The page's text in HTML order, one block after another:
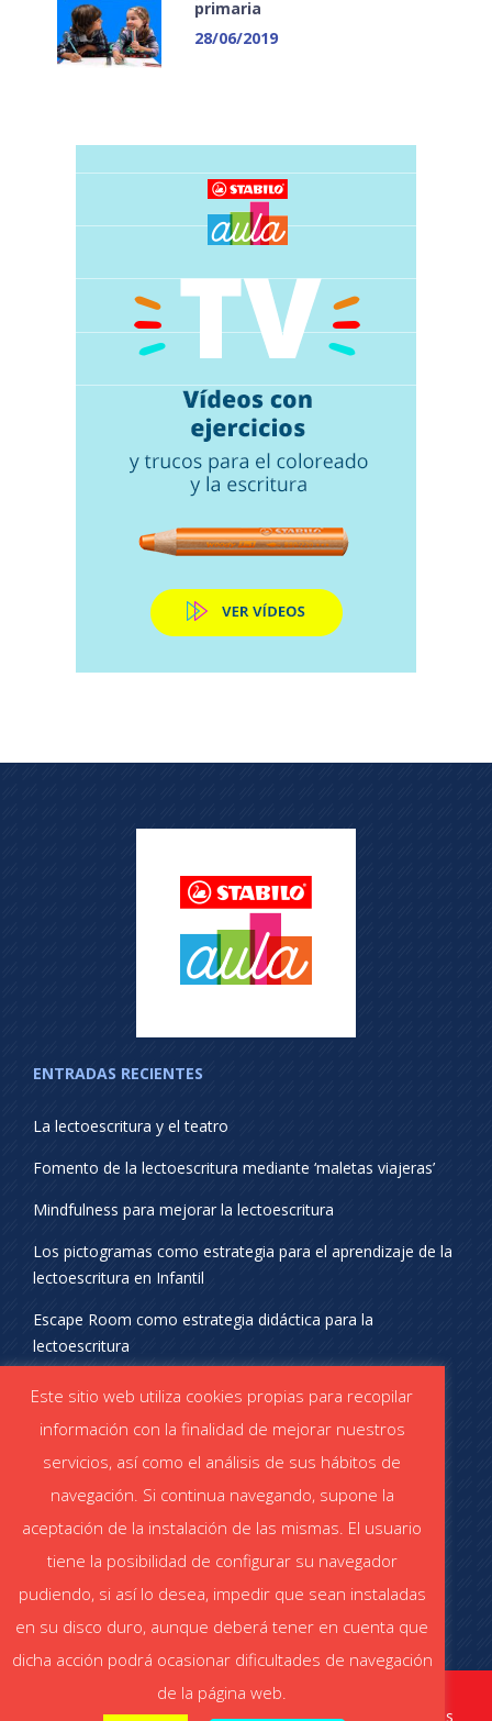
primaria
28/06/2019
ENTRADAS RECIENTES
La lectoescritura y el teatro
Fomento de la lectoescritura mediante ‘maletas viajeras’
Mindfulness para mejorar la lectoescritura
Los pictogramas como estrategia para el aprendizaje de la
lectoescritura en Infantil
Escape Room como estrategia didáctica para la
lectoescritura
¡SÍGUENOS EN REDES SOCIALES!
Catálogo STABILO (PDF) Catálogo ESCOLAR (PDF)
|Política de cookies|Política de privacidad redes
Este sitio web utiliza cookies propias para recopilar
información con la finalidad de mejorar nuestros
servicios, así como el análisis de sus hábitos de
navegación. Si continua navegando, supone la
aceptación de la instalación de las mismas. El usuario
tiene la posibilidad de configurar su navegador
pudiendo, si así lo desea, impedir que sean instaladas
en su disco duro, aunque deberá tener en cuenta que
dicha acción podrá ocasionar dificultades de navegación
de la página web.